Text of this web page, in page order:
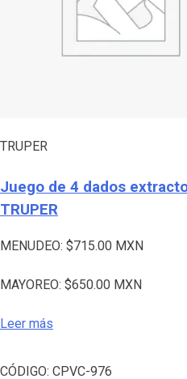
TRUPER
Juego de 4 dados
TRUPER
MENUDEO: $715.00 MXN
MAYOREO: $650.00 MXN
Leer más
CÓDIGO: CPVC-976